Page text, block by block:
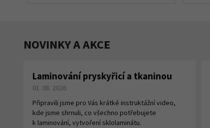
NOVINKY A AKCE
Laminování pryskyřicí a tkaninou
01. 08. 2026
Připravili jsme pro Vás krátké instruktážní video,
kde jsme shrnuli, co všechno potřebujete
k laminování, vytvoření sklolaminátu.